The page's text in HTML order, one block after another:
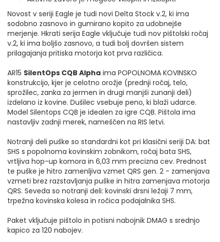
Novost v seriji Eagle je tudi novi Delta Stock v.2, ki ima
sodobno zasnovo in gumirano kopito za udobnejše
merjenje. Hkrati serija Eagle vključuje tudi nov pištolski ročaj
v.2, ki ima boljšo zasnovo, a tudi bolj dovršen sistem
prilagajanja pritiska motorja kot prva različica.
AR15 SilentOps CQB Alpha ima POPOLNOMA KOVINSKO
konstrukcijo, kjer je celotno orožje (prednji ročaj, telo,
sprožilec, zanka za jermen in drugi manjši zunanji deli)
izdelano iz kovine. Dušilec vsebuje peno, ki blaži udarce.
Model Silentops CQB je idealen za igre CQB. Pištola ima
nastavljiv zadnji merek, nameščen na RIS letvi.
Notranji deli puške so standardni kot pri klasični seriji DA: bat
SHS s popolnoma kovinskim zobnikom, ročaj bata SHS,
vrtljiva hop-up komora in 6,03 mm precizna cev. Prednost
te puške je hitro zamenljiva vzmet QRS gen. 2 - zamenjava
vzmeti brez razstavljanja puške in hitra zamenjava motorja
QRS. Seveda so notranji deli: kovinski drsni ležaji 7 mm,
trpežna kovinska kolesa in ročica podajalnika SHS.
Paket vključuje pištolo in potisni nabojnik DMAG s srednjo
kapico za 120 nabojev.